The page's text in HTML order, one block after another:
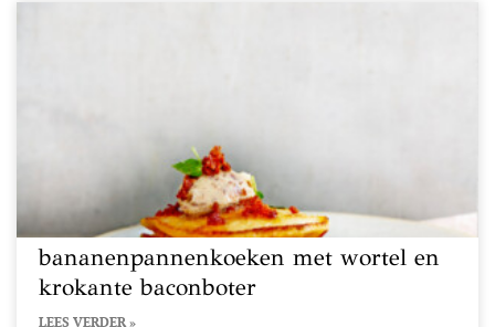
bananenpannenkoeken met wortel en
krokante baconboter
LEES VERDER »